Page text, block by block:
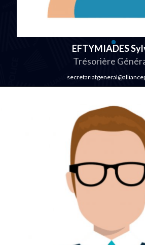
EFTYMIADES
Trésorière